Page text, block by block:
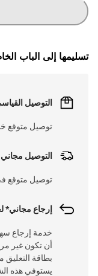
تسليمها إلى الباب
التوصيل
توصيل متوقع خلال 1 - 3 أيام عم
التوصيل
توصيل متوقع في
إرجاع مجاني*
أن تكون غير
بطاقة التعليق
يستوفي هذه